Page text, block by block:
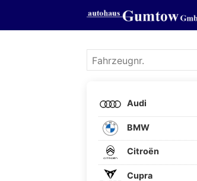
Fahrzeugnr.
Audi
BMW
Citroën
Cupra